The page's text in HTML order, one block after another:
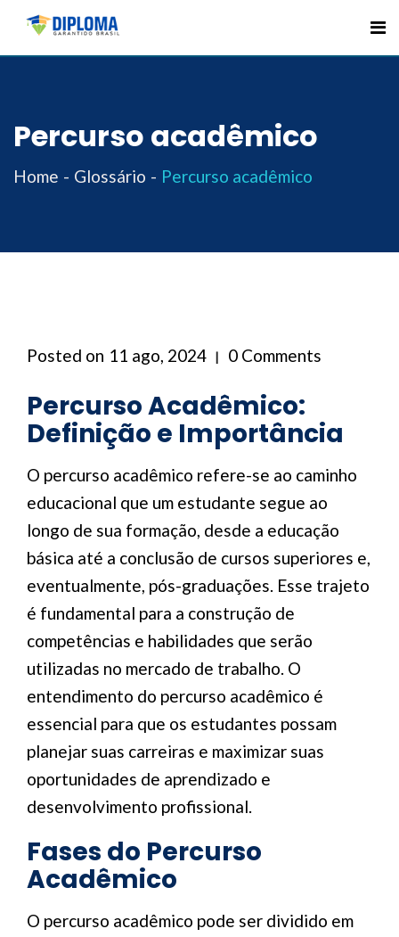
Skip
Percurso acadêmico
Home Glossário Percurso acadêmico
Posted on 11 ago, 2024 0 Comments
Percurso Acadêmico:
Definição e Importância
O percurso acadêmico refere-se ao caminho
educacional que um estudante segue ao
longo de sua formação, desde a educação
básica até a conclusão de cursos superiores e,
eventualmente, pós-graduações. Esse trajeto
é fundamental para a construção de
competências e habilidades que serão
utilizadas no mercado de trabalho. O
entendimento do percurso acadêmico é
essencial para que os estudantes possam
planejar suas carreiras e maximizar suas
oportunidades de aprendizado e
desenvolvimento profissional.
Fases do Percurso
Acadêmico
O percurso acadêmico pode ser dividido em